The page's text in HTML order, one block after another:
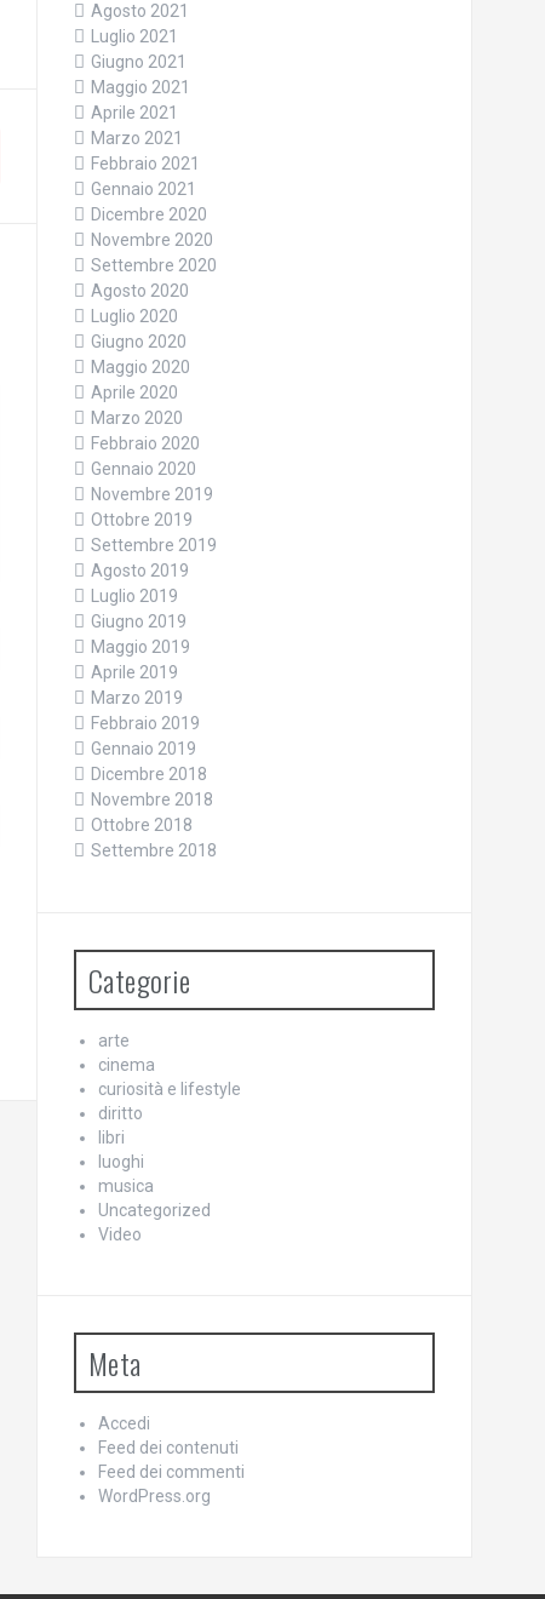
Agosto 2021
Luglio 2021
Giugno 2021
Maggio 2021
Aprile 2021
Marzo 2021
Febbraio 2021
Gennaio 2021
Dicembre 2020
Novembre 2020
Settembre 2020
Agosto 2020
Luglio 2020
Giugno 2020
Maggio 2020
Aprile 2020
Marzo 2020
Febbraio 2020
Gennaio 2020
Novembre 2019
Ottobre 2019
Settembre 2019
Agosto 2019
Luglio 2019
Giugno 2019
Maggio 2019
Aprile 2019
Marzo 2019
Febbraio 2019
Gennaio 2019
Dicembre 2018
Novembre 2018
Ottobre 2018
Settembre 2018
Categorie
arte
cinema
curiosità e lifestyle
diritto
libri
luoghi
musica
Uncategorized
Video
Meta
Accedi
Feed dei contenuti
Feed dei commenti
WordPress.org